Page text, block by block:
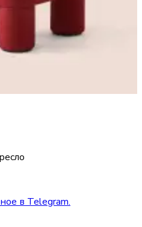
в Telegram.